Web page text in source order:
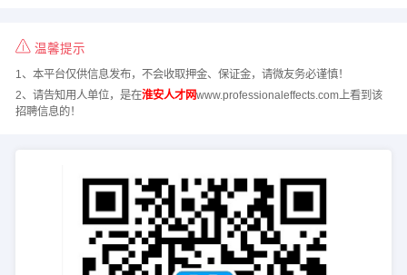
温馨提示
1、本平台仅供信息发布，不会收取押金、保证金，请微友务必谨慎！
2、请告知用人单位，是在淮安人才网www.professionaleffects.com上看到该
招聘信息的！